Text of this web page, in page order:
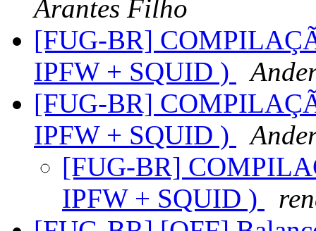
Arantes Filho
[FUG-BR]
IPFW + SQUID )
[FUG-BR]
IPFW + SQUID )
[FUG-BR]
IPFW + SQUID )